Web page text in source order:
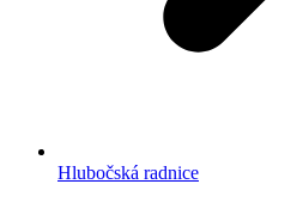
Hlubočská radnice